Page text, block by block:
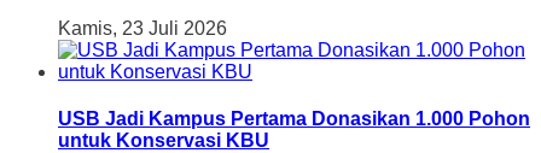
Kamis, 23 Juli 2026
USB Jadi Kampus Pertama Donasikan 1.000 Pohon
untuk Konservasi KBU